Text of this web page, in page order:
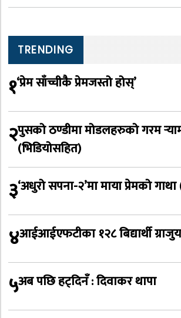
TRENDING
१‘प्रेम साँच्चीकै प्रेमजस्तो होस्’
२पुसको ठण्डीमा मोडलहरुको गरम
(भिडियोसहित)
३‘अधुरो सपना-२’मा माया प्रेमको
४आईआईएफटीका १२८ बिद्यार्थी
५अब पछि हट्दिनँ : दिवाकर थापा